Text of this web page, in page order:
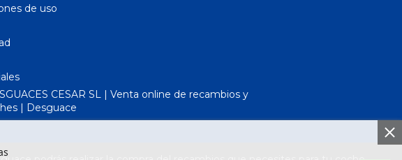
de uso
CESAR SL | Venta online de recambios y
| Desguace